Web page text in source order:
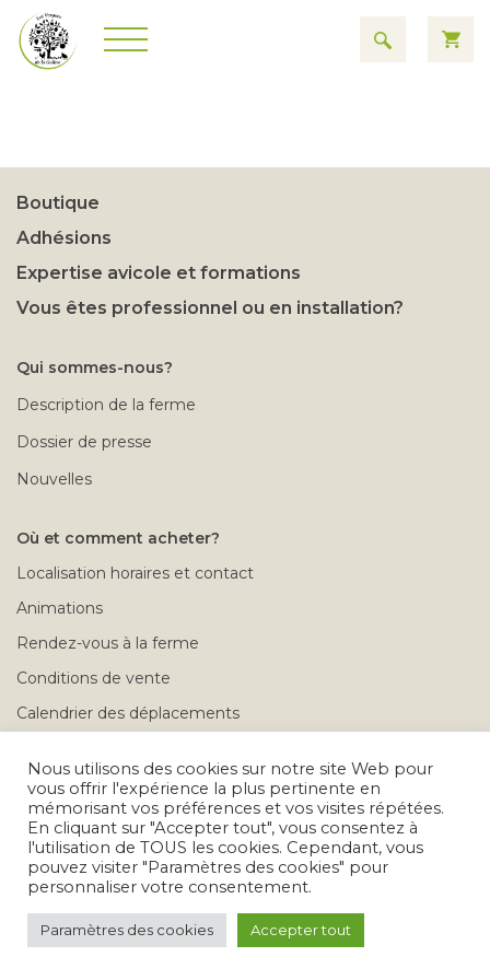
Tous droits réservés © 2026
Boutique
Adhésions
Expertise avicole et formations
Vous êtes professionnel ou en installation?
Qui sommes-nous?
Description de la ferme
Dossier de presse
Nouvelles
Où et comment acheter?
Localisation horaires et contact
Animations
Rendez-vous à la ferme
Conditions de vente
Calendrier des déplacements
Nous utilisons des cookies sur notre site Web pour
vous offrir l'expérience la plus pertinente en
mémorisant vos préférences et vos visites répétées.
En cliquant sur "Accepter tout", vous consentez à
l'utilisation de TOUS les cookies. Cependant, vous
pouvez visiter "Paramètres des cookies" pour
personnaliser votre consentement.
Paramètres des cookies Accepter tout